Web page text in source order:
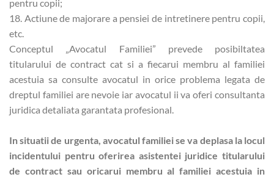
pentru copii;
18. Actiune de majorare a pensiei de intretinere pentru copii,
etc.
Conceptul „Avocatul Familiei” prevede posibiltatea
titularului de contract cat si a fiecarui membru al familiei
acestuia sa consulte avocatul in orice problema legata de
dreptul familiei are nevoie iar avocatul ii va oferi consultanta
juridica detaliata garantata profesional.
In situatii de urgenta, avocatul familiei se va deplasa la locul
incidentului pentru oferirea asistentei juridice titularului
de contract sau oricarui membru al familiei acestuia in